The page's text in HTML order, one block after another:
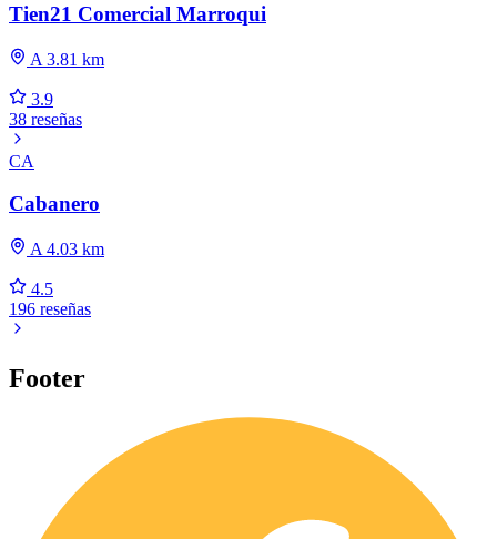
Tien21 Comercial Marroqui
A 3.81 km
3.9
38 reseñas
CA
Cabanero
A 4.03 km
4.5
196 reseñas
Footer